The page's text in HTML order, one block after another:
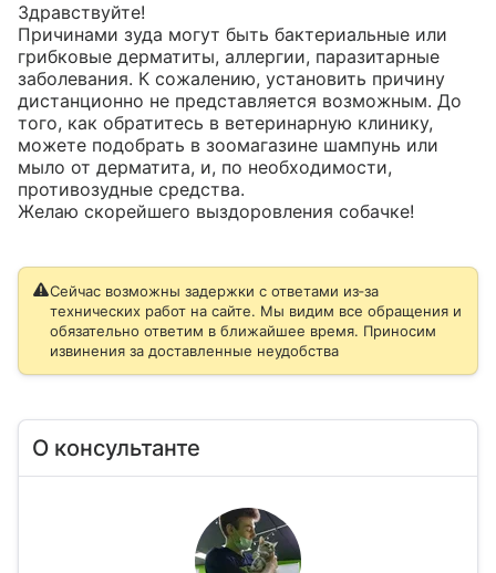
Здравствуйте!
Причинами зуда могут быть бактериальные или
грибковые дерматиты, аллергии, паразитарные
заболевания. К сожалению, установить причину
дистанционно не представляется возможным. До
того, как обратитесь в ветеринарную клинику,
можете подобрать в зоомагазине шампунь или
мыло от дерматита, и, по необходимости,
противозудные средства.
Желаю скорейшего выздоровления собачке!
Сейчас возможны задержки с ответами из‑за
технических работ на сайте. Мы видим все обращения и
обязательно ответим в ближайшее время. Приносим
извинения за доставленные неудобства
О консультанте